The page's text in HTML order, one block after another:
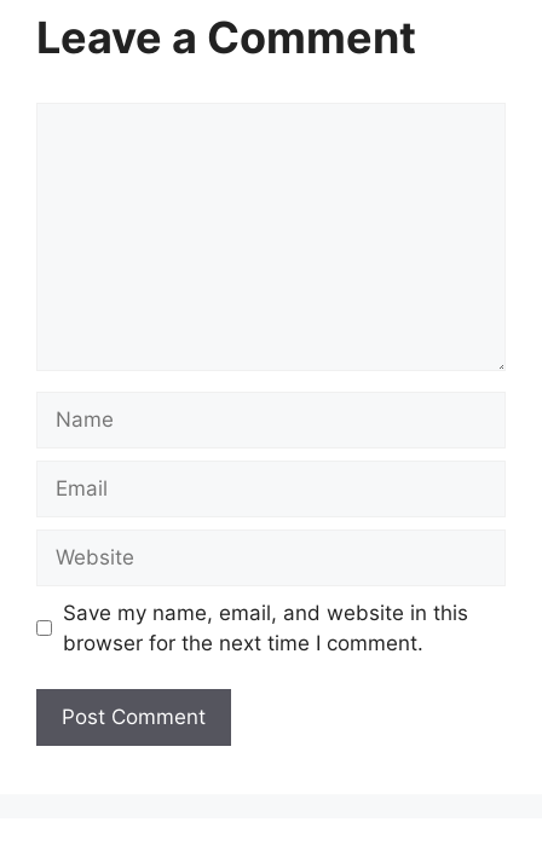
Leave a Comment
Save my name, email, and website in this
browser for the next time I comment.